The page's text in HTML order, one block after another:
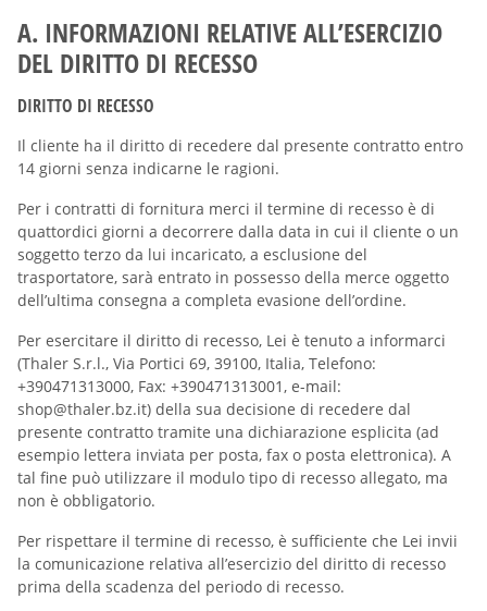
A. INFORMAZIONI RELATIVE ALL’ESERCIZIO
DEL DIRITTO DI RECESSO
DIRITTO DI RECESSO
Il cliente ha il diritto di recedere dal presente contratto entro
14 giorni senza indicarne le ragioni.
Per i contratti di fornitura merci il termine di recesso è di
quattordici giorni a decorrere dalla data in cui il cliente o un
soggetto terzo da lui incaricato, a esclusione del
trasportatore, sarà entrato in possesso della merce oggetto
dell’ultima consegna a completa evasione dell’ordine.
Per esercitare il diritto di recesso, Lei è tenuto a informarci
(Thaler S.r.l., Via Portici 69, 39100, Italia, Telefono:
+390471313000, Fax: +390471313001, e-mail:
shop@thaler.bz.it) della sua decisione di recedere dal
presente contratto tramite una dichiarazione esplicita (ad
esempio lettera inviata per posta, fax o posta elettronica). A
tal fine può utilizzare il modulo tipo di recesso allegato, ma
non è obbligatorio.
Per rispettare il termine di recesso, è sufficiente che Lei invii
la comunicazione relativa all’esercizio del diritto di recesso
prima della scadenza del periodo di recesso.